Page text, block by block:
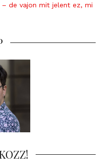
de vajon mit jelent ez, mi